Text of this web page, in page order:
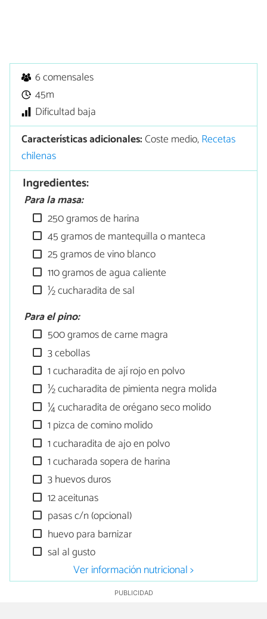
6 comensales
45m
Dificultad baja
Características adicionales:Coste medio,Recetas
chilenas
Ingredientes:
Para la masa:
250 gramos de harina
45 gramos de mantequilla o manteca
25 gramos de vino blanco
110 gramos de agua caliente
½ cucharadita de sal
Para el pino:
500 gramos de carne magra
3 cebollas
1 cucharadita de ají rojo en polvo
½ cucharadita de pimienta negra molida
¼ cucharadita de orégano seco molido
1 pizca de comino molido
1 cucharadita de ajo en polvo
1 cucharada sopera de harina
3 huevos duros
12 aceitunas
pasas c/n (opcional)
huevo para barnizar
sal al gusto
Ver información nutricional >